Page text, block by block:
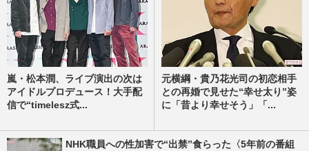
嵐・松本潤、ライブ演出の次は
アイドルプロデュース！大手配
信で“timelesz式...
元横綱・貴乃花光司の初恋相手
との再婚で見せた“幸せ太り”姿
に「昔より幸せそう」「...
NHK職員への性加害で“出禁”食らった〈5年前の番組